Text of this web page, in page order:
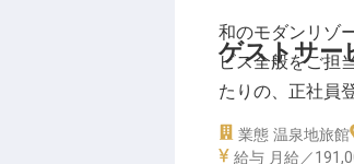
ゲストサー
和のモダンリゾ
ビス全般をご担
たりの、正社員
当館は、蔵王国
をコンセプトと
業態 温泉地旅館
給与 月給／